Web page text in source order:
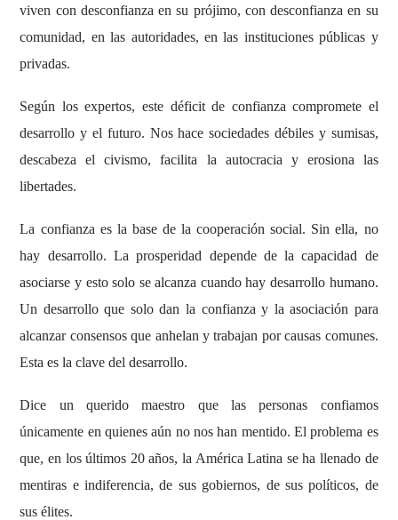
viven con desconfianza en su prójimo, con desconfianza en su
comunidad, en las autoridades, en las instituciones públicas y
privadas.
Según los expertos, este déficit de confianza compromete el
desarrollo y el futuro. Nos hace sociedades débiles y sumisas,
descabeza el civismo, facilita la autocracia y erosiona las
libertades.
La confianza es la base de la cooperación social. Sin ella, no
hay desarrollo. La prosperidad depende de la capacidad de
asociarse y esto solo se alcanza cuando hay desarrollo humano.
Un desarrollo que solo dan la confianza y la asociación para
alcanzar consensos que anhelan y trabajan por causas comunes.
Esta es la clave del desarrollo.
Dice un querido maestro que las personas confiamos
únicamente en quienes aún no nos han mentido. El problema es
que, en los últimos 20 años, la América Latina se ha llenado de
mentiras e indiferencia, de sus gobiernos, de sus políticos, de
sus élites.